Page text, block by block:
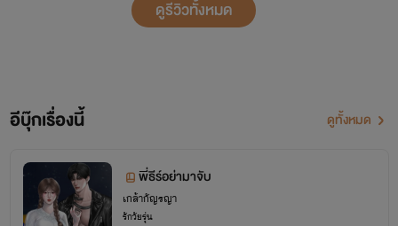
ดูรีวิวทั้งหมด
อีบุ๊กเรื่องนี้ ดูทั้งหมด
พี่ธีร์อย่ามาจับ
เกล้ากัญรญา
รักวัยรุ่น